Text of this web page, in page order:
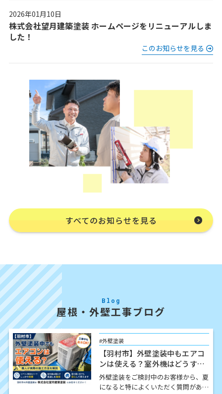
2026年01月10日
株式会社望月建築塗装 ホームページをリニューアルしま
した！
このお知らせを見る
すべてのお知らせを見る
Blog
屋根・外壁工事ブログ
#外壁塗装
【羽村市】外壁塗装中もエアコ
ンは使える？室外機はどうす
る？職人が解説
外壁塗装をご検討中のお客様から、夏
になると特によくいただく質問があり